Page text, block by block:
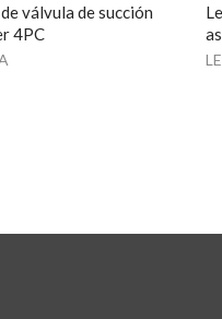
válvula de succión
4PC